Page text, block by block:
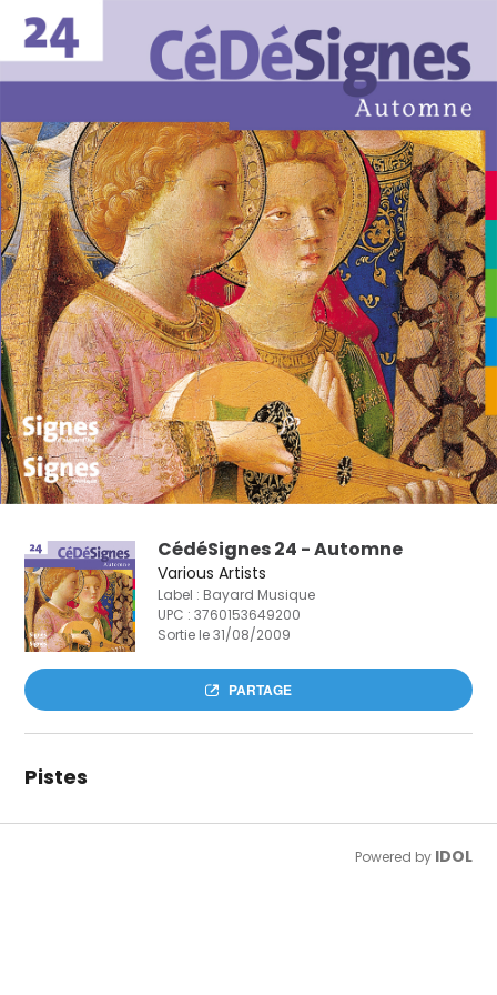
CédéSignes 24 - Automne
Various Artists
Label : Bayard Musique
UPC :3760153649200
Sortie le 31/08/2009
PARTAGE
Pistes
Powered by IDOL